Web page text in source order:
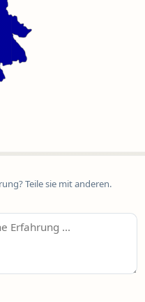
Teile sie mit anderen.